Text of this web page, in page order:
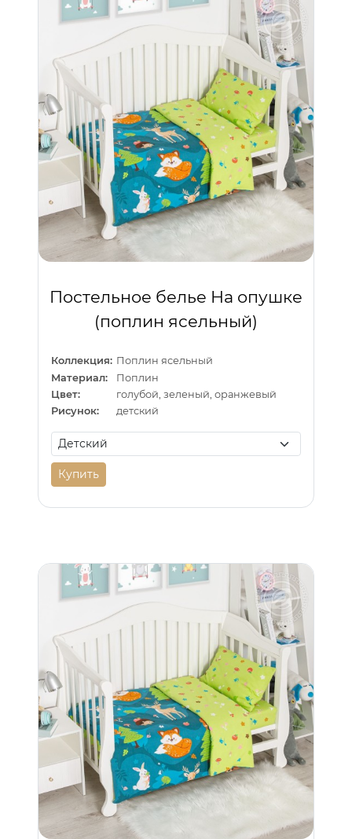
Постельное белье На опушке
(поплин ясельный)
Коллекция: Поплин ясельный
Материал:
Поплин
Цвет:
голубой, зеленый, оранжевый
Рисунок:
детский
Купить